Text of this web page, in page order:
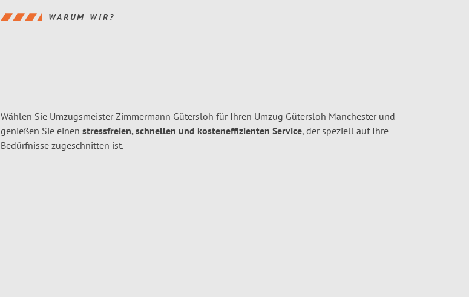
WARUM WIR?
Wählen Sie Umzugsmeister Zimmermann Gütersloh für Ihren Umzug Gütersloh Manchester und
genießen Sie einen stressfreien, schnellen und kosteneffizienten Service, der speziell auf Ihre
Bedürfnisse zugeschnitten ist.